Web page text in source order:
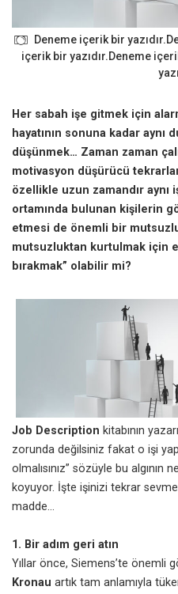
Deneme içerik bir
içerik bir yazıdır.Deneme
Her sabah işe gitmek için
hayatının sonuna kadar
düşünmek… Zaman zaman
motivasyon düşürücü
özellikle uzun zamandır aynı
ortamında bulunan kişilerin
etmesi de önemli bir
mutsuzluktan kurtulmak için
bırakmak” olabilir mi?
Job Description kitabının yazarı
zorunda değilsiniz fakat o işi
olmalısınız” sözüyle bu
koyuyor. İşte işinizi tekrar
madde…
1. Bir adım geri atın
Yıllar önce, Siemens’te önemli
Kronau artık tam anlamıyla